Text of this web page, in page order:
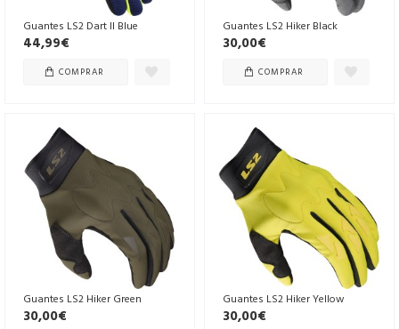
Guantes LS2 Dart II Blue
44,99€
COMPRAR
Guantes LS2 Hiker Black
30,00€
COMPRAR
Guantes LS2 Hiker Green
30,00€
Guantes LS2 Hiker Yellow
30,00€